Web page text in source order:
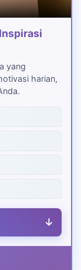
yang
harian,
↓